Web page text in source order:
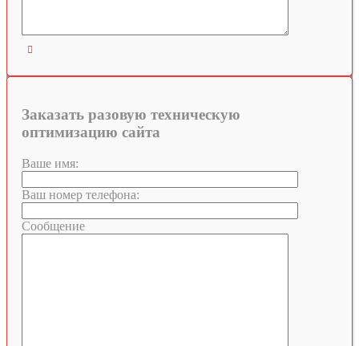

Заказать разовую техническую
оптимизацию сайта
Ваше имя:
Ваш номер телефона:
Сообщение